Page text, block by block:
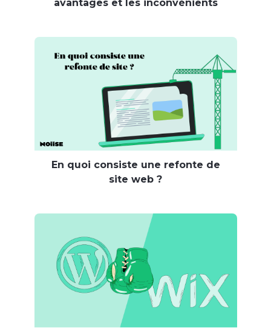
avantages et les inconvénients
En quoi consiste une refonte de
site web ?